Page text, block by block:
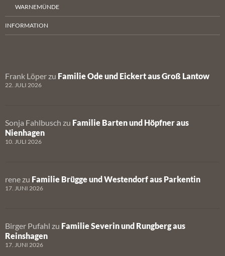
WARNEMÜNDE
INFORMATION
Frank Löper zu Familie Ode und Eickert aus Groß Lantow
22. JULI 2026
Sonja Fahlbusch zu Familie Barten und Höpfner aus
Nienhagen
10. JULI 2026
rene zu Familie Brügge und Westendorf aus Parkentin
17. JUNI 2026
Birger Pufahl zu Familie Severin und Rungberg aus
Reinshagen
17. JUNI 2026